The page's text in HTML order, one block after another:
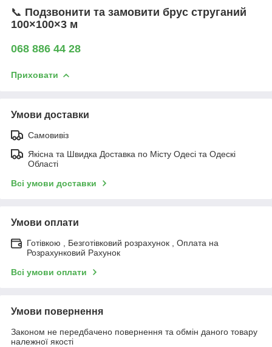
📞 Подзвонити та замовити брус струганий
100×100×3 м
068 886 44 28
Приховати
Умови доставки
Самовивіз
Якісна та Швидка Доставка по Місту Одесі та Одескі
Області
Всі умови доставки
Умови оплати
Готівкою , Безготівковий розрахунок , Оплата на
Розрахунковий Рахунок
Всі умови оплати
Умови повернення
Законом не передбачено повернення та обмін даного товару
належної якості